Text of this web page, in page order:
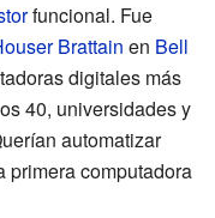
funcional. Fue
Brattain en Bell
digitales más
40, universidades y
automatizar
primera computadora